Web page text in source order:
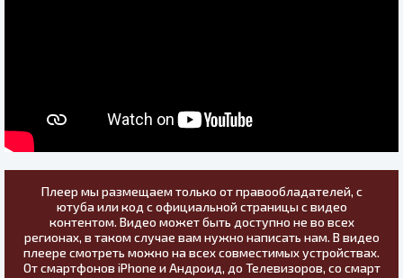
Плеер мы размещаем только от правообладателей, с
ютуба или код с официальной страницы с видео
контентом. Видео может быть доступно не во всех
регионах, в таком случае вам нужно написать нам. В видео
плеере смотреть можно на всех совместимых устройствах.
От смартфонов iPhone и Андроид, до Телевизоров, со смарт